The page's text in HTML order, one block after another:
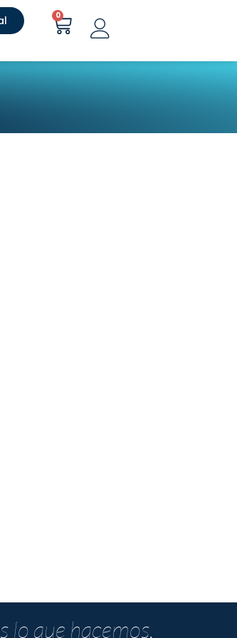
0
Carrito
lo que hacemos,